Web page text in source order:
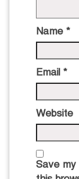
Name *
Email *
Website
Save my